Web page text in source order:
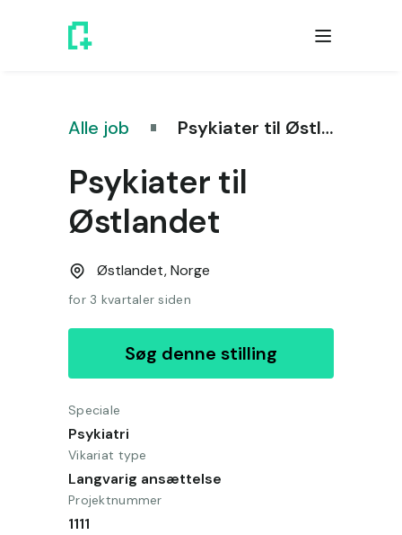
Alle job Psykiater til Østlandet
Psykiater til
Østlandet
Østlandet,Norge
for 3 kvartaler siden
Søg denne stilling
Speciale
Psykiatri
Vikariat type
Langvarig ansættelse
Projektnummer
1111